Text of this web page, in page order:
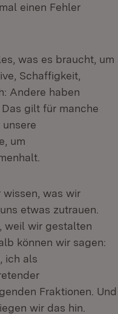
einen Fehler
was es braucht, um
Schaffigkeit,
Andere haben
gilt für manche
um
was wir
etwas zutrauen.
weil wir gestalten
können wir sagen:
ich als
Fraktionen. Und
wir das hin.